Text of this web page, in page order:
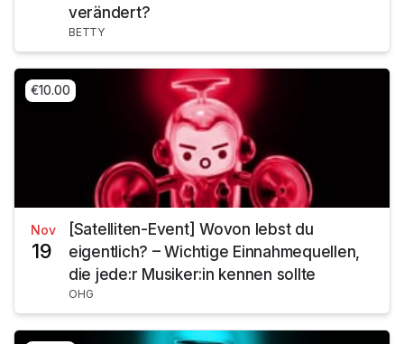
verändert?
BETTY
€10.00
Nov
19
[Satelliten-Event] Wovon lebst du
eigentlich? – Wichtige Einnahmequellen,
die jede:r Musiker:in kennen sollte
OHG